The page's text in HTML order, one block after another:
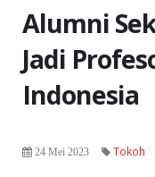
Alumni
Jadi
Indonesia
24 Mei 2023 Tokoh